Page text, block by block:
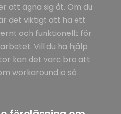
att ägna sig åt. Om du
det viktigt att ha ett
och funktionellt för
Vill du ha hjälp
kan det vara bra att
workaround.io så